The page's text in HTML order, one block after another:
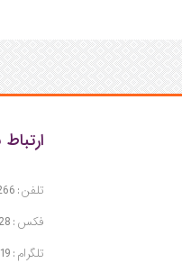
ارتباط
تلفن : 02188198266
فکس : 02188787228
تلگرام : 09100973219